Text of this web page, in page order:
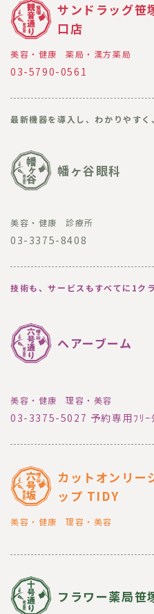
サンドラッグ笹
口店
美容・健康 薬局・漢方薬局
03-5790-0561
最新機器を導入し、わかりやすく
幡ヶ谷眼科
美容・健康 診療所
03-3375-8408
技術も、サービスもすべてに1ク
ヘアーブーム
美容・健康 理容・美容
03-3375-5027 予約専用ﾌﾘ
カットオンリー
ップ TIDY
美容・健康 理容・美容
フラワー薬局笹